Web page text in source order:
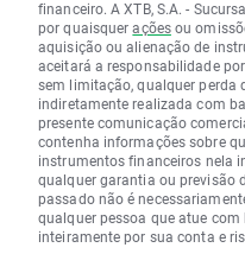
financeiro. A XTB, S.A. -
por quaisqueraçõesou
aquisição ou alienação de
aceitará a responsabilidade
sem limitação, qualquer perda
indiretamente realizada com
presente comunicação
contenha informações sobre
instrumentos financeiros nela
qualquer garantia ou previsão
passado não é
qualquer pessoa que atue
inteiramente por sua conta e